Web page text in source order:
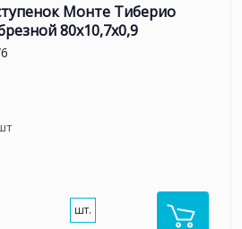
Монте Тиберио
80x10,7x0,9
шт.